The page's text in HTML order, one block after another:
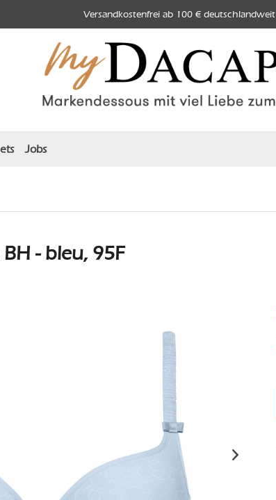
Versandkostenfrei ab 100 € deutschlandweit
Jobs
- bleu, 95F